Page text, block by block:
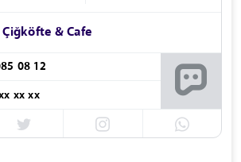
Çiğköfte & Cafe
08 12
xx xx